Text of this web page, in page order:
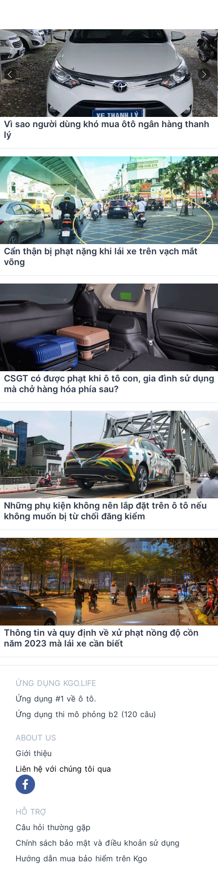
Vì sao người dùng khó mua ôtô ngân hàng thanh
lý
Cẩn thận bị phạt nặng khi lái xe trên vạch mắt
võng
CSGT có được phạt khi ô tô con, gia đình sử dụng
mà chở hàng hóa phía sau?
Những phụ kiện không nên lắp đặt trên ô tô nếu
không muốn bị từ chối đăng kiểm
Thông tin và quy định về xử phạt nồng độ cồn
năm 2023 mà lái xe cần biết
ỨNG DỤNG KGO.LIFE
Ứng dụng #1 về ô tô.
Ứng dụng thi mô phỏng b2 (120 câu)
ABOUT US
Giới thiệu
Liên hệ với chúng tôi qua
HỖ TRỢ
Câu hỏi thường gặp
Chính sách bảo mật và điều khoản sử dụng
Hướng dẫn mua bảo hiểm trên Kgo